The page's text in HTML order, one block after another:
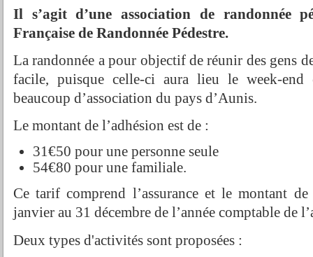
Il s’agit d’une association de randonnée
Française de Randonnée Pédestre.
La randonnée a pour objectif de réunir des gens
facile, puisque celle-ci aura lieu le week-end
beaucoup d’association du pays d’Aunis.
Le montant de l’adhésion est de :
31€50 pour une personne seule
54€80 pour une familiale.
Ce tarif comprend l’assurance et le montant
janvier au 31 décembre de l’année comptable de
Deux types d'activités sont proposées :